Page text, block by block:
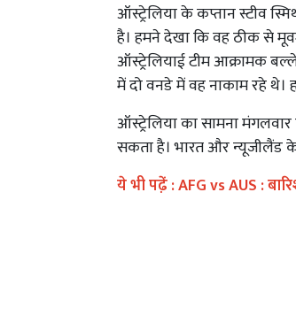
ऑस्ट्रेलिया के कप्तान स्टीव
है। हमने देखा कि वह ठीक से
ऑस्ट्रेलियाई टीम आक्रामक
में दो वनडे में वह नाकाम रहे थे।
ऑस्ट्रेलिया का सामना
सकता है। भारत और न्यूजीलैंड
ये भी पढे़ं :AFG vs AUS :